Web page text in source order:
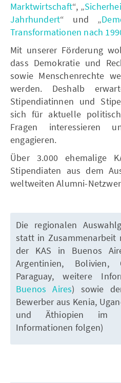
Marktwirtschaft“, „
Jahrhundert“ und „
Transformationen nach
Mit unserer Förderung
dass Demokratie und
sowie Menschenrechte
werden. Deshalb
Stipendiatinnen und
sich für aktuelle
Fragen interessieren
engagieren.
Über 3.000 ehemalige
Stipendiaten aus dem
weltweiten Alumni-
Die regionalen
statt in Zusammenarbeit
der KAS in Buenos
Argentinien,
Paraguay, weitere
Buenos Aires) sowie
Bewerber aus Kenia,
und Äthiopien im
Informationen folgen)